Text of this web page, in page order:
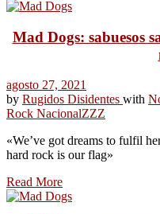
Mad Dogs: sabuesos
agosto 27, 2021
by Rugidos Disidentes with
Rock NacionalZZZ
«We’ve got dreams to fulfil
hard rock is our flag»
Read More